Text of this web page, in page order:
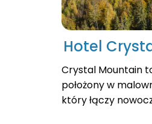
Hotel
Crystal Mountain
położony w
który łączy